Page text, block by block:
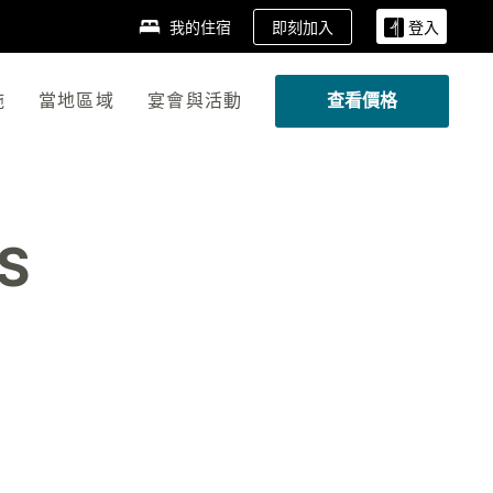
我的住宿 即刻加入 登入
當地區域 宴會與活動 查看價格